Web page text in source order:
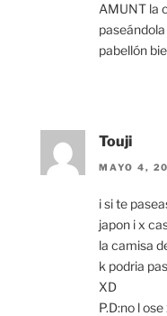
AMUNT la
pabellón
Touji
MAYO 4,
i si te
japon i x
la camisa
k podria
XD
P.D:no l